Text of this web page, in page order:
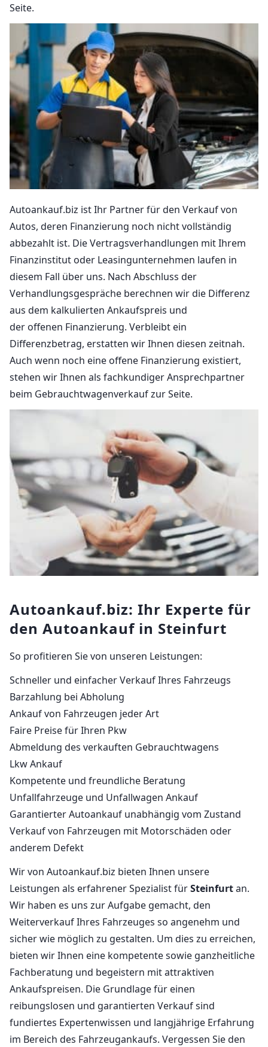
Seite.
Autoankauf.biz ist Ihr Partner für den Verkauf von
Autos, deren Finanzierung noch nicht vollständig
abbezahlt ist. Die Vertragsverhandlungen mit Ihrem
Finanzinstitut oder Leasingunternehmen laufen in
diesem Fall über uns. Nach Abschluss der
Verhandlungsgespräche berechnen wir die Differenz
aus dem kalkulierten Ankaufspreis und
der offenen Finanzierung. Verbleibt ein
Differenzbetrag, erstatten wir Ihnen diesen zeitnah.
Auch wenn noch eine offene Finanzierung existiert,
stehen wir Ihnen als fachkundiger Ansprechpartner
beim Gebrauchtwagenverkauf zur Seite.
Autoankauf.biz: Ihr Experte für
den Autoankauf in Steinfurt
So profitieren Sie von unseren Leistungen:
Schneller und einfacher Verkauf Ihres Fahrzeugs
Barzahlung bei Abholung
Ankauf von Fahrzeugen jeder Art
Faire Preise für Ihren Pkw
Abmeldung des verkauften Gebrauchtwagens
Lkw Ankauf
Kompetente und freundliche Beratung
Unfallfahrzeuge und Unfallwagen Ankauf
Garantierter Autoankauf unabhängig vom Zustand
Verkauf von Fahrzeugen mit Motorschäden oder
anderem Defekt
Wir von Autoankauf.biz bieten Ihnen unsere
Leistungen als erfahrener Spezialist fürSteinfurtan.
Wir haben es uns zur Aufgabe gemacht, den
Weiterverkauf Ihres Fahrzeuges so angenehm und
sicher wie möglich zu gestalten. Um dies zu erreichen,
bieten wir Ihnen eine kompetente sowie ganzheitliche
Fachberatung und begeistern mit attraktiven
Ankaufspreisen. Die Grundlage für einen
reibungslosen und garantierten Verkauf sind
fundiertes Expertenwissen und langjährige Erfahrung
im Bereich des Fahrzeugankaufs. Vergessen Sie den